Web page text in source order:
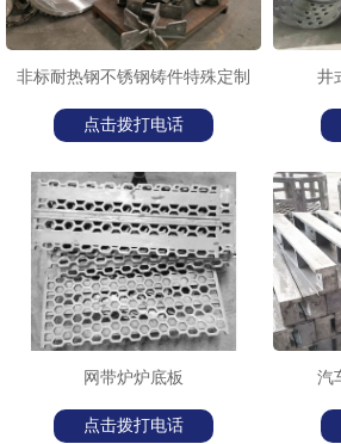
非标耐热钢不锈钢铸件特殊定制
点击拨打电话
井
网带炉炉底板
点击拨打电话
汽